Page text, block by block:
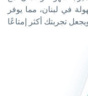
في لبنان، مما يوفر